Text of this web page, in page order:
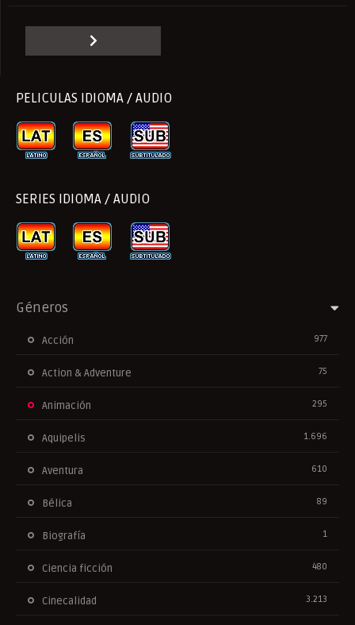
PELICULAS IDIOMA / AUDIO
SERIES IDIOMA / AUDIO
Géneros
Acción 977
Action & Adventure 75
Animación 295
Aquipelis 1.696
Aventura 610
Bélica 89
Biografía 1
Ciencia ficción 480
Cinecalidad 3.213